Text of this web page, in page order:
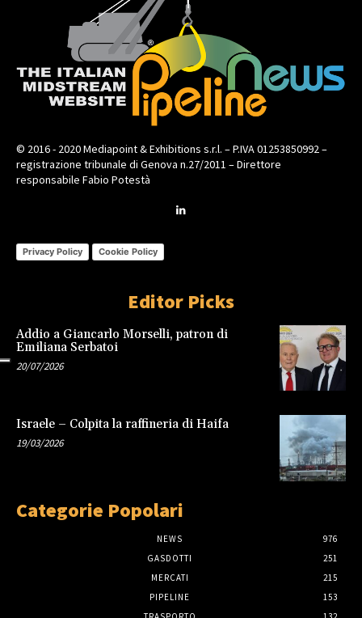
© 2016 - 2020 Mediapoint & Exhibitions s.r.l. – P.IVA 01253850992 –
registrazione tribunale di Genova n.27/2011 – Direttore
responsabile Fabio Potestà
Privacy Policy Cookie Policy
Editor Picks
Addio a Giancarlo Morselli, patron di
Emiliana Serbatoi
20/07/2026
Israele – Colpita la raffineria di Haifa
19/03/2026
Categorie Popolari
NEWS
976
GASDOTTI
251
MERCATI
215
PIPELINE
153